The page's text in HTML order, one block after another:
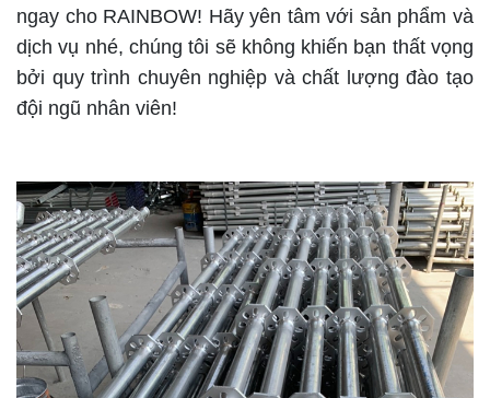
ngay cho RAINBOW! Hãy yên tâm với sản phẩm và
dịch vụ nhé, chúng tôi sẽ không khiến bạn thất vọng
bởi quy trình chuyên nghiệp và chất lượng đào tạo
đội ngũ nhân viên!